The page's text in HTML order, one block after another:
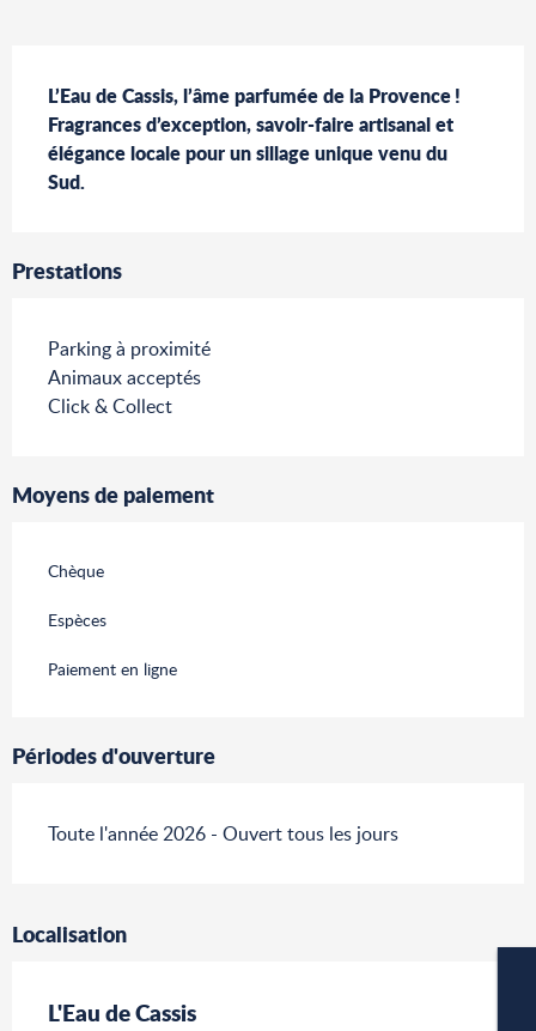
L’Eau de Cassis, l’âme parfumée de la Provence !
Fragrances d’exception, savoir-faire artisanal et
élégance locale pour un sillage unique venu du
Sud.
Prestations
Parking à proximité
Animaux acceptés
Click & Collect
Moyens de paiement
Chèque
Espèces
Paiement en ligne
Périodes d'ouverture
Toute l'année 2026 - Ouvert tous les jours
Localisation
L'Eau de Cassis